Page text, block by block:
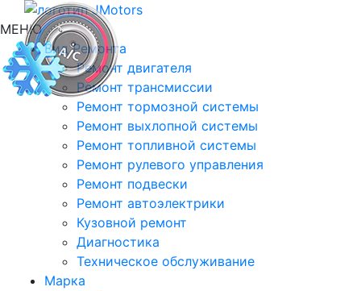
МЕНЮ
Вид Ремонта
Ремонт двигателя
Ремонт трансмиссии
Ремонт тормозной системы
Ремонт выхлопной системы
Ремонт топливной системы
Ремонт рулевого управления
Ремонт подвески
Ремонт автоэлектрики
Кузовной ремонт
Диагностика
Техническое обслуживание
Марка